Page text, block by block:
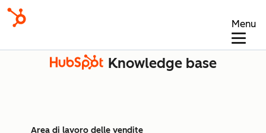
Menu
Knowledge base
Area di lavoro delle vendite